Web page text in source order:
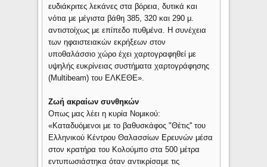
ευδιάκριτες λεκάνες στα βόρεια, δυτικά και
νότια με μέγιστα βάθη 385, 320 και 290 μ.
αντιστοίχως με επίπεδο πυθμένα. Η συνέχεια
των ηφαιστειακών εκρήξεων στον
υποθαλάσσιο χώρο έχει χαρτογραφηθεί με
υψηλής ευκρίνειας συστήματα χαρτογράφησης
(Multibeam) του ΕΛΚΕΘΕ».
Ζωή ακραίων συνθηκών
Οπως μας λέει η κυρία Νομικού:
«Καταδυόμενοι με το βαθυσκάφος "Θέτις'' του
Ελληνικού Κέντρου Θαλασσίων Ερευνών μέσα
στον κρατήρα του Κολούμπο στα 500 μέτρα
εντυπωσιάστηκα όταν αντικρίσαμε τις